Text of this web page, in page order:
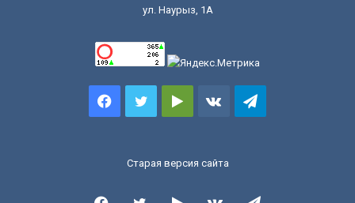
ул. Наурыз, 1А
FacebookTwitterGoogle vk.comTelegram
Старая версия сайта